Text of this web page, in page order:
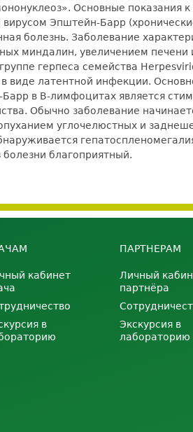
безопасности
Основные показания
Эпштейн-Барр
болезнь. Заболевание
миндалин, увеличением печени
герпеса семейства
виде латентной инфекции.
в В-лимфоцитах является
Обычно заболевание
углочелюстных и
благоприятный.
кабинет
в
ПАРТНЕРАМ
Личный
партнёра
Экскурсия в
лабораторию